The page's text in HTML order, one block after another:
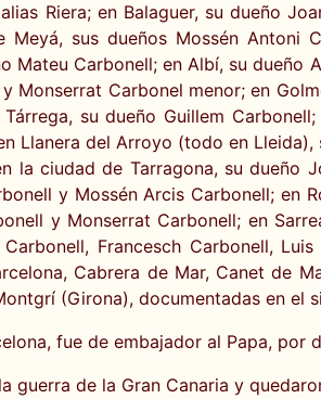
Riera; en Balaguer, su dueño
sus dueños Mossén Antoni
Mateu Carbonell; en Albí, su
Monserrat Carbonel menor; en
su dueño Guillem
Llanera del Arroyo (todo en
la ciudad de Tarragona, su
y Mossén Arcis Carbonell;
y Monserrat Carbonell; en
Francesch Carbonell,
Cabrera de Mar, Canet de
(Girona), documentadas en el
fue de embajador al Papa,
guerra de la Gran Canaria y